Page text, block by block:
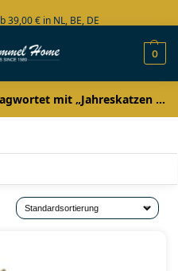
39,00 € in NL, BE, DE
auf Lager
0
„Jahreskatzen Rosina Wachtmeister“